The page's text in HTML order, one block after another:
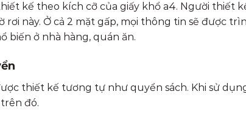
kế theo kích cỡ của giấy khổ a4. Người thiết
rơi này. Ở cả 2 mặt gấp, mọi thông tin sẽ được
biến ở nhà hàng, quán ăn.
thiết kế tương tự như quyển sách. Khi sử
đó.